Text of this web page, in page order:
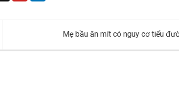
Mẹ bầu ăn mít có nguy cơ tiểu